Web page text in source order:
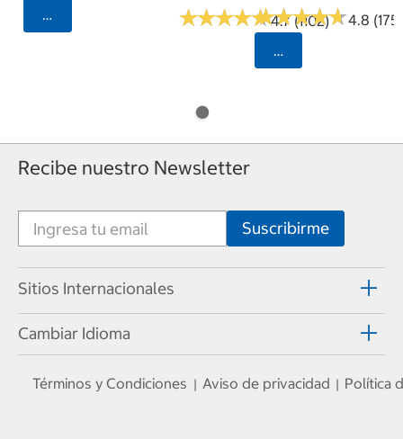
Seleccionar Código Postal
★★★★★
★★★★★4.7 (1102)
★★★★★
★★★★★4.8 (175)
Seleccionar
Recibe nuestro Newsletter
Sitios Internacionales
Cambiar Idioma
Términos y Condiciones | Aviso de privacidad | Política